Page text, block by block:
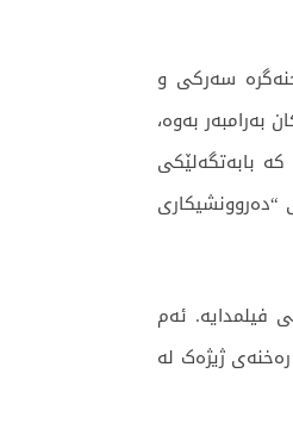
سەرکی و
بەرامبەر بەوە،
بابەتگەلێکی
“دەروونشیکاری
فیلمدایە. ئەم
ژیژەک لە